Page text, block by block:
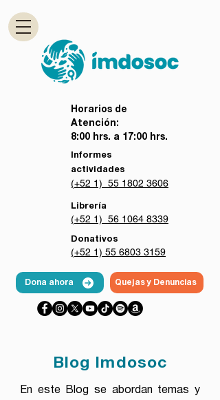
Horarios de
Atención:
8:00 hrs. a 17:00 hrs.
Informes
actividades
(+52 1) 55 1802 3606
Librería
(+52 1) 56 1064 8339
Donativos
(+52 1) 55 6803 3159
Dona ahora Quejas y Denuncias
Blog Imdosoc
En este Blog se abordan temas y